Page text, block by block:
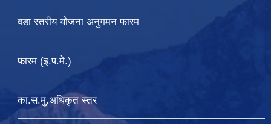
वडा स्तरीय योजना अनुगमन फारम
फारम (इ.प.मे.)
का.स.मु.अधिकृत स्तर